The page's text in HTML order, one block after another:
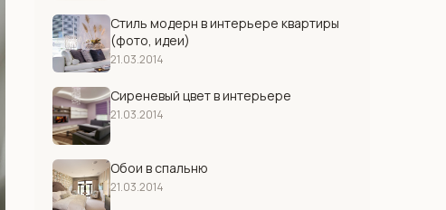
Стиль модерн в интерьере квартиры
(фото, идеи)
21.03.2014
Сиреневый цвет в интерьере
21.03.2014
Обои в спальню
21.03.2014